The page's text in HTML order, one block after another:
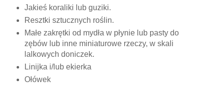
Jakieś koraliki lub guziki.
Resztki sztucznych roślin.
Małe zakrętki od mydła w płynie lub pasty do
zębów lub inne miniaturowe rzeczy, w skali
lalkowych doniczek.
Linijka i/lub ekierka
Ołówek